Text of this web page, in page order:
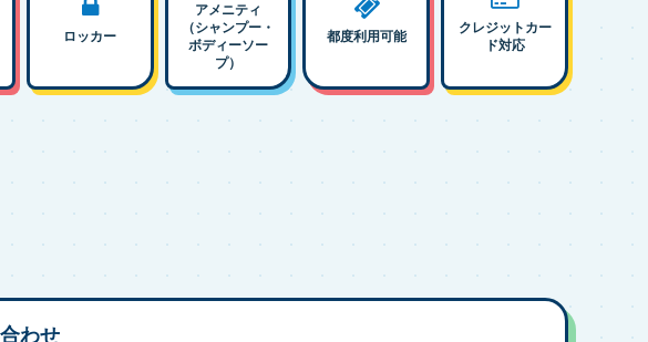
ロッカー
アメニティ
（シャンプー・
ボディーソー
プ）
都度利用可能
クレジットカー
ド対応
わせ